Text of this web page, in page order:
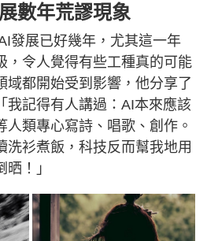
數年荒謬現象
發展已好幾年，尤其這一年
，令人覺得有些工種真的可能
域都開始受到影響，他分享了
我記得有人講過：AI本來應該
人類專心寫詩、唱歌、創作。
洗衫煮飯，科技反而幫我地用
！」